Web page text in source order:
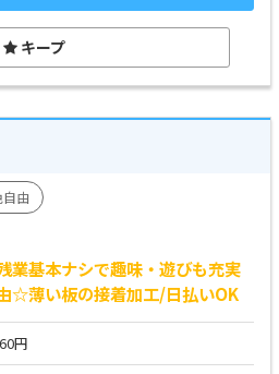
キープ
由
業基本ナシで趣味・遊びも充実
☆薄い板の接着加工/日払いOK
円